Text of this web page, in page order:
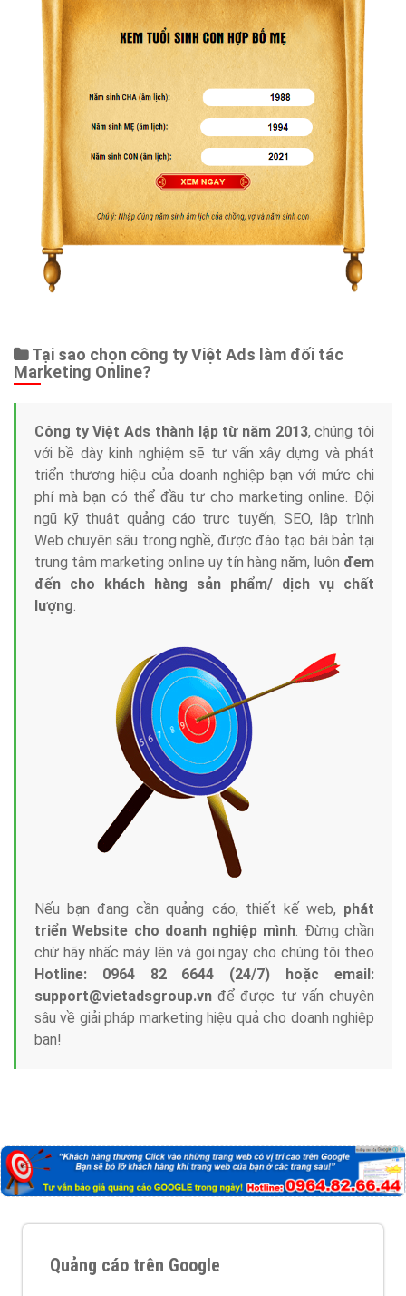
Tại sao chọn công ty Việt Ads làm đối tác
Marketing Online?
Công ty Việt Ads thành lập từ năm 2013, chúng tôi
với bề dày kinh nghiệm sẽ tư vấn xây dựng và phát
triển thương hiệu của doanh nghiệp bạn với mức chi
phí mà bạn có thể đầu tư cho marketing online. Đội
ngũ kỹ thuật quảng cáo trực tuyến, SEO, lập trình
Web chuyên sâu trong nghề, được đào tạo bài bản tại
trung tâm marketing online uy tín hàng năm, luôn đem
đến cho khách hàng sản phẩm/ dịch vụ chất
lượng.
Nếu bạn đang cần quảng cáo, thiết kế web, phát
triển Website cho doanh nghiệp mình. Đừng chần
chừ hãy nhấc máy lên và gọi ngay cho chúng tôi theo
Hotline: 0964 82 6644 (24/7) hoặc email:
support@vietadsgroup.vn để được tư vấn chuyên
sâu về giải pháp marketing hiệu quả cho doanh nghiệp
bạn!
Quảng cáo trên Google